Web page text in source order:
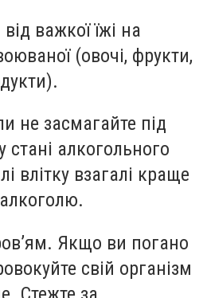
важкої їжі на
(овочі, фрукти,
не засмагайте під
алкогольного
влітку взагалі краще
Якщо ви погано
свій організм